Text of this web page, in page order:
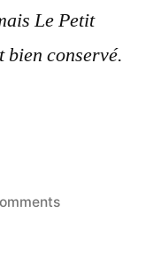
Le Petit
bien conservé.
on